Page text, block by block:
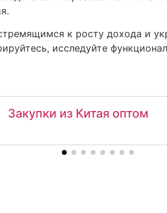
к росту дохода и
исследуйте
Закупки из Китая оптом